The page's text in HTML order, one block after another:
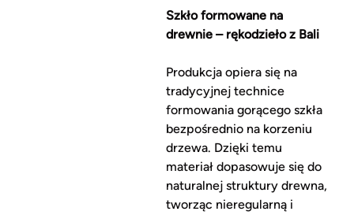
Szkło formowane na
drewnie – rękodzieło z Bali
Produkcja opiera się na
tradycyjnej technice
formowania gorącego szkła
bezpośrednio na korzeniu
drzewa. Dzięki temu
materiał dopasowuje się do
naturalnej struktury drewna,
tworząc nieregularną i